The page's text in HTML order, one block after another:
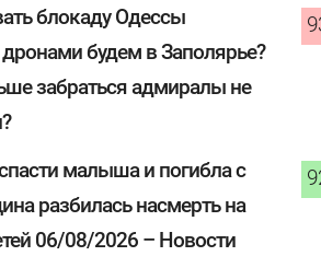
блокаду Одессы
будем в Заполярье?
забраться адмиралы не
малыша и погибла с
разбилась насмерть на
06/08/2026 – Новости